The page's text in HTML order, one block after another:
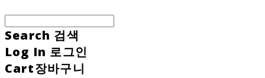
Search 검색
Log In 로그인
Cart장바구니